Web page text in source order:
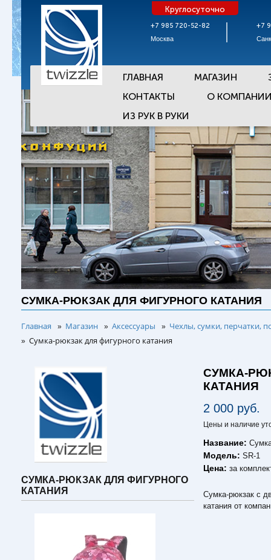
+7 985 720-52-82
Москва
Круглосуточно
+7
ГЛАВНАЯ МАГАЗИН
КОНТАКТЫ
О
ИЗ РУК В РУКИ
СУМКА-РЮКЗАК ДЛЯ ФИГУРНОГО КАТАНИЯ
Главная » Магазин » Аксессуары » Чехлы, сумки, перчатки,
» Сумка-рюкзак для фигурного катания
СУМКА-РЮКЗАК ДЛЯ ФИГУРНОГО
КАТАНИЯ
СУМКА-
КАТАНИЯ
2 000 руб.
Цены и наличие
Название:
Модель:SR-1
Цена:за
Сумка-рюкзак с
катания от